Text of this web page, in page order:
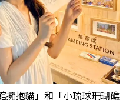
抱貓」和「小琉球珊瑚礁